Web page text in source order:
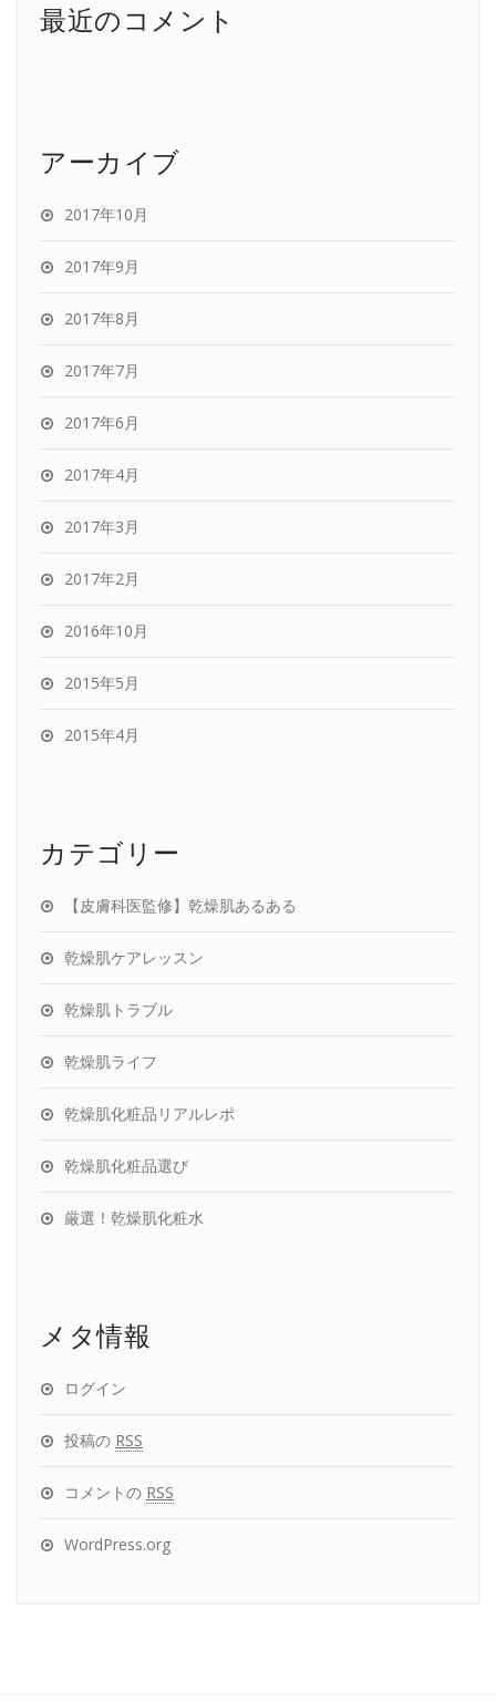
最近のコメント
アーカイブ
2017年10月
2017年9月
2017年8月
2017年7月
2017年6月
2017年4月
2017年3月
2017年2月
2016年10月
2015年5月
2015年4月
カテゴリー
【皮膚科医監修】乾燥肌あるある
乾燥肌ケアレッスン
乾燥肌トラブル
乾燥肌ライフ
乾燥肌化粧品リアルレポ
乾燥肌化粧品選び
厳選！乾燥肌化粧水
メタ情報
ログイン
投稿の RSS
コメントの RSS
WordPress.org